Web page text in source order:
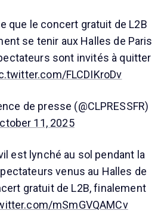
que le concert gratuit de L2B
se tenir aux Halles de Paris
sont invités à quitter
FLCDIKroDv
de presse (@CLPRESSFR)
11, 2025
est lynché au sol pendant la
venus au Halles de
gratuit de L2B, finalement
mSmGVQAMCv